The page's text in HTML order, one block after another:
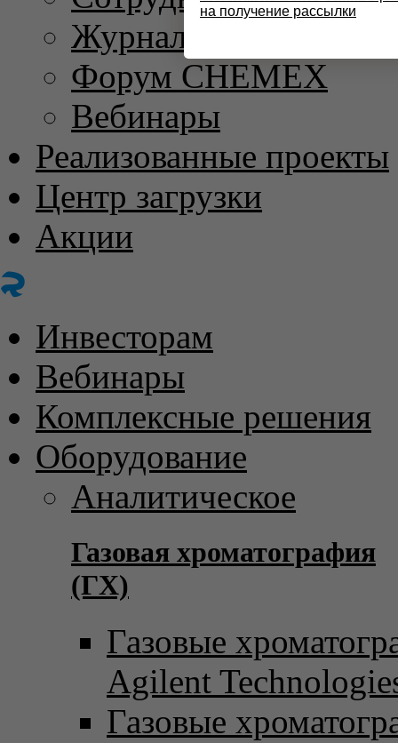
Журнал
Форум CHEMEX
Вебинары
Реализованные проекты
Центр загрузки
Акции
Инвесторам
Вебинары
Комплексные решения
Оборудование
Аналитическое
Газовая хроматография
(ГХ)
Газовые
Agilent
Газовые
на получение рассылки